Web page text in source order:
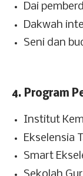
Dai
Dakwah
Seni dan
4. Program
Institut
Ekselensia
Smart